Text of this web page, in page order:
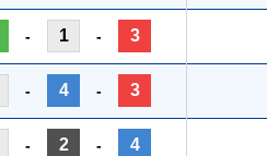
- 1 - 3
- 4 - 3
- 2 - 4